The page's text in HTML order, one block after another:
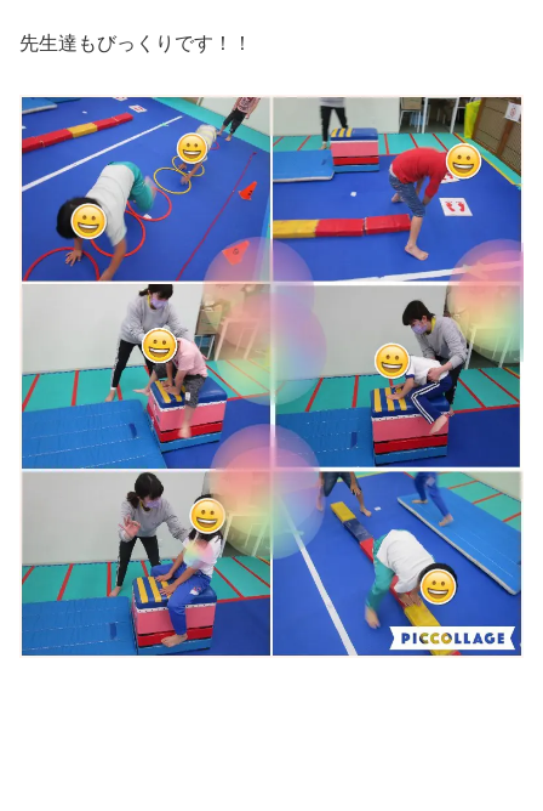
先生達もびっくりです！！